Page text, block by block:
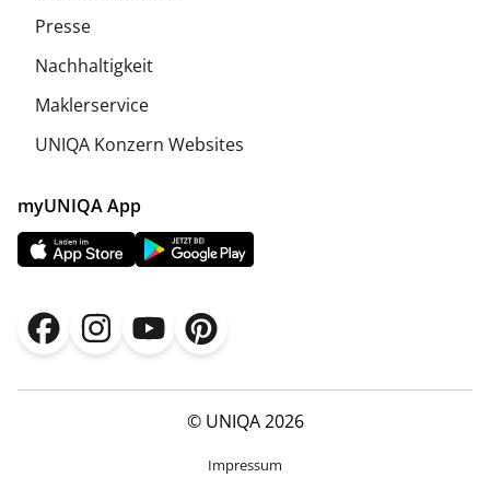
Presse
Nachhaltigkeit
Maklerservice
UNIQA Konzern Websites
myUNIQA App
© UNIQA 2026
Impressum